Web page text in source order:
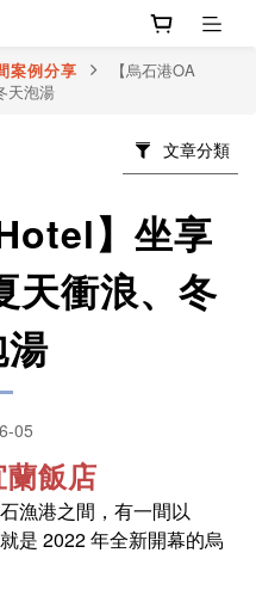
案例分享
【烏石港OA
天泡湯
文章分類
】坐享
天衝浪、冬
05
飯店
漁港之間，有一間以
是 2022 年全新開幕的烏